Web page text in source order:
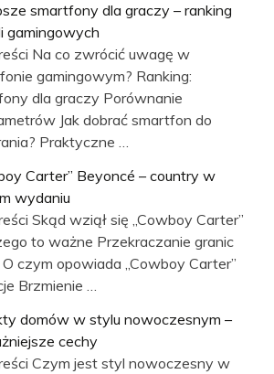
smartfony dla graczy – ranking
gamingowych
Na co zwrócić uwagę w
gamingowym? Ranking:
dla graczy Porównanie
Jak dobrać smartfon do
Praktyczne …
Carter” Beyoncé – country w
wydaniu
Skąd wziął się „Cowboy Carter”
to ważne Przekraczanie granic
czym opowiada „Cowboy Carter”
Brzmienie …
domów w stylu nowoczesnym –
cechy
Czym jest styl nowoczesny w